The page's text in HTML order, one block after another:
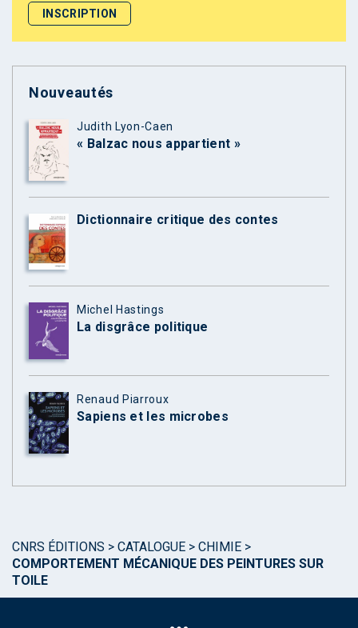
Nouveautés
Judith Lyon-Caen
« Balzac nous appartient »
Dictionnaire critique des contes
Michel Hastings
La disgrâce politique
Renaud Piarroux
Sapiens et les microbes
CNRS ÉDITIONS > CATALOGUE > CHIMIE >
COMPORTEMENT MÉCANIQUE DES PEINTURES SUR
TOILE